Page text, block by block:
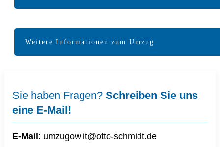
Weitere Informationen zum Umzug
Sie haben Fragen? Schreiben Sie uns
eine E-Mail!
E-Mail : umzugowlit@otto-schmidt.de